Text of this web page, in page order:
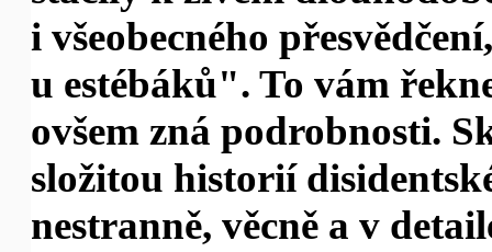
i všeobecného
u estébáků". To vám
ovšem zná podrobnosti.
složitou historií
nestranně, věcně a v